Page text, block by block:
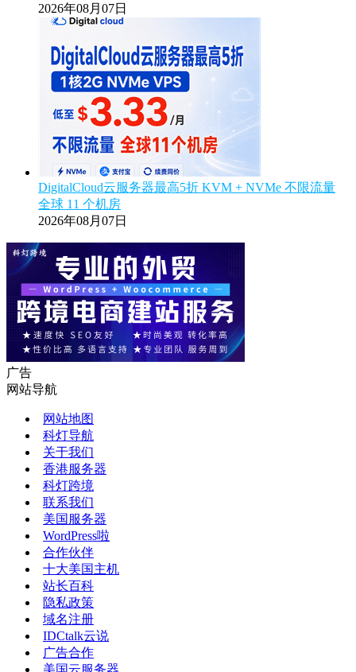
2026年08月07日
DigitalCloud云服务器最高5折 KVM + NVMe 不限流量
全球 11 个机房
2026年08月07日
广告
网站导航
网站地图
科灯导航
关于我们
香港服务器
科灯跨境
联系我们
美国服务器
WordPress啦
合作伙伴
十大美国主机
站长百科
隐私政策
域名注册
IDCtalk云说
广告合作